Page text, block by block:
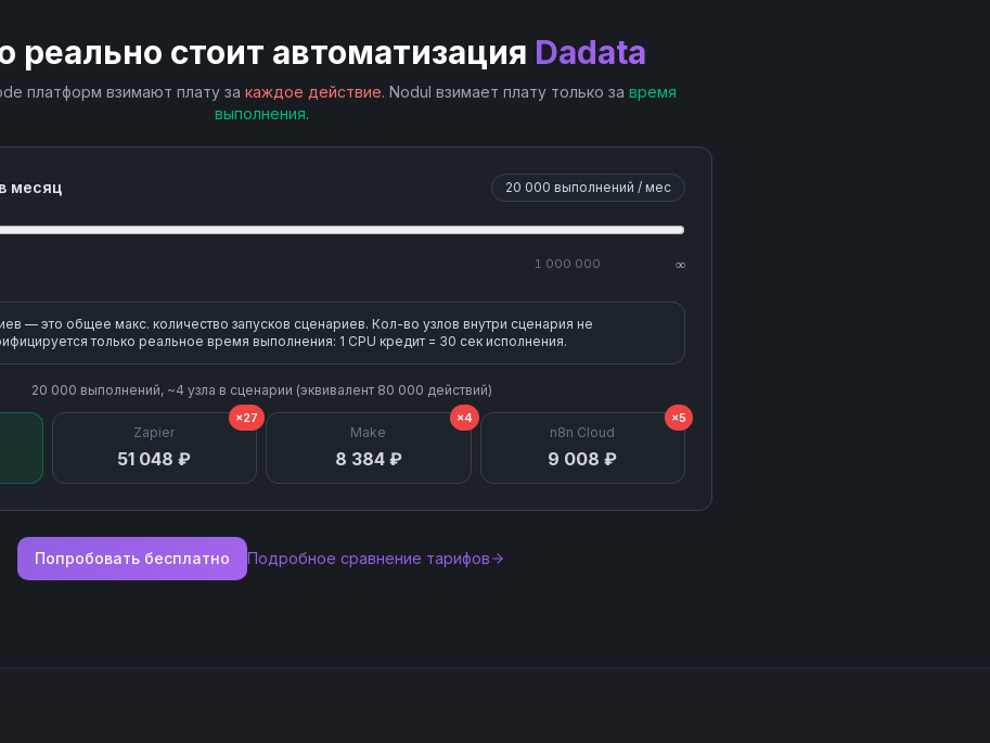
реально стоит автоматизация Dadata
платформ взимают плату за каждое действие. Nodul взимает плату только за время
выполнения.
месяц 20 000 выполнений / мес
1 000 000 ∞
— это общее макс. количество запусков сценариев. Кол-во узлов внутри сценария не
только реальное время выполнения: 1 CPU кредит = 30 сек исполнения.
20 000 выполнений, ~4 узла в сценарии (эквивалент 80 000 действий)
Zapier
51 048 ₽
×27
Make
8 384 ₽
×4
n8n Cloud
9 008 ₽
×5
Попробовать бесплатно Подробное сравнение тарифов